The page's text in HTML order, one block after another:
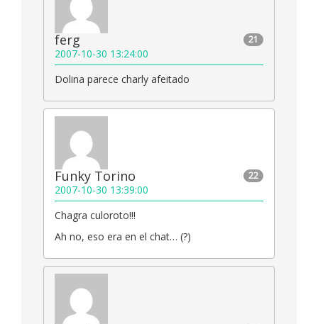
21
ferg
2007-10-30 13:24:00
Dolina parece charly afeitado
22
Funky Torino
2007-10-30 13:39:00
Chagra culoroto!!!
Ah no, eso era en el chat… (?)